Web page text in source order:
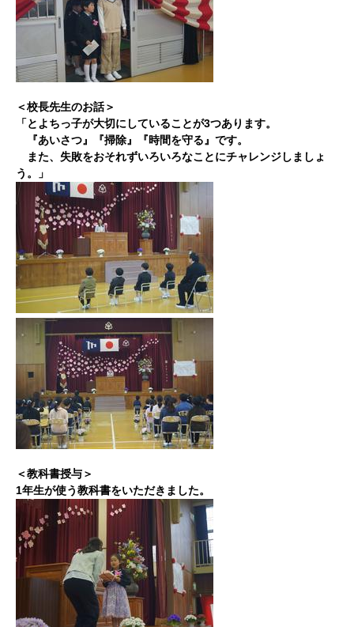
＜校長先生のお話＞
「とよちっ子が大切にしていることが3つあります。
『あいさつ』『掃除』『時間を守る』です。
また、失敗をおそれずいろいろなことにチャレンジしましょ
う。」
＜教科書授与＞
1年生が使う教科書をいただきました。